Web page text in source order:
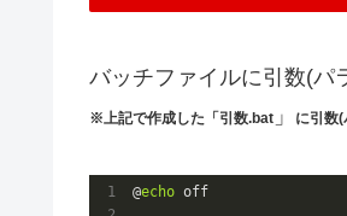
バッチファイルに引数(パ
※上記で作成した「引数.bat 」 に引数
@echo